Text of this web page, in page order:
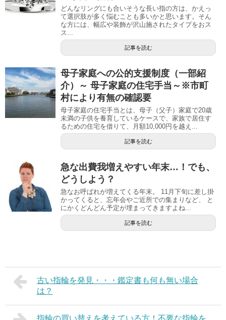
どんなリングにも合いそうな長い指の方は、かえっ
て選択肢が多く悩むことも多いかと思います。そん
な方には、幅広や装飾が沢山施されたタイプをおス
ス...
記事を読む
母子家庭への公的支援制度（一部紹
介）～ 母子家庭の住宅手当～※市町
村により有無の確認要
母子家庭の住宅手当とは、母子（父子）家庭で20歳
未満の子供を養育しているケースで、家族で居住す
るための住宅を借りて、月額10,000円を越え...
記事を読む
急な出費我増えやすい年末…！でも、
どうしよう？
急なお呼ばれが増えてくる年末。 11月下旬に差し掛
かってくると、忘年会やご近所での集まりなど、 と
にかくどんどん予定が埋まってきますよね...
記事を読む
古い指輪を発見・・・鑑定書も何も無い場合
は？
指輪の買い替えを考えている方！不要な指輪を